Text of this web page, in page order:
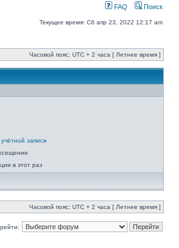
FAQ Поиск
Текущее время: Сб апр 23, 2022 12:17 am
Часовой пояс: UTC + 2 часа [ Летнее время ]
записи
в этот раз
Часовой пояс: UTC + 2 часа [ Летнее время ]